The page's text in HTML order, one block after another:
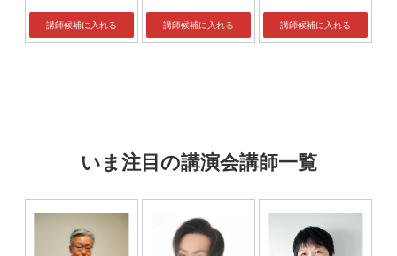
講師候補に入れる 講師候補に入れる 講師候補に入れる
いま注目の講演会講師一覧